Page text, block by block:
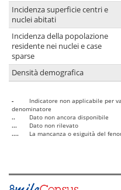
Incidenza superficie centri e
nuclei abitati
Incidenza della popolazione
residente nei nuclei e case
sparse
Densità demografica
-
Indicatore non applicabile per
denominatore
..
Dato non ancora disponibile
...
Dato non rilevato
....
La mancanza o esiguità del